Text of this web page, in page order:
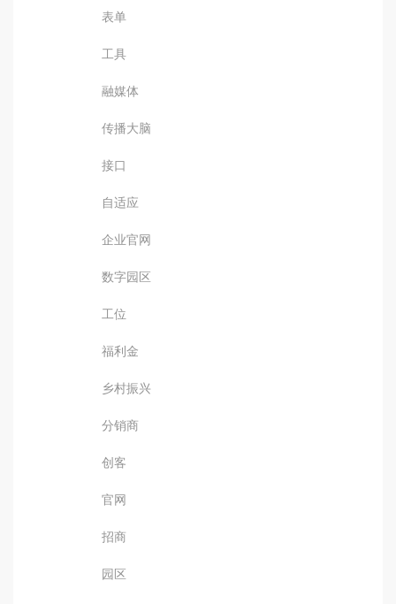
表单
工具
融媒体
传播大脑
接口
自适应
企业官网
数字园区
工位
福利金
乡村振兴
分销商
创客
官网
招商
园区